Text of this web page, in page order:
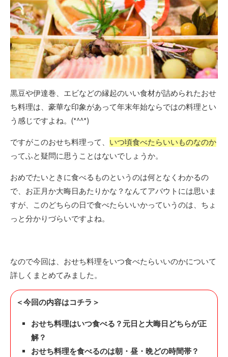
黒豆や伊達巻、エビなどの縁起のいい食材が詰められたおせ
ち料理は、豪華な印象があって年末年始ならではの料理とい
う感じですよね。(*^^*)
ですがこのおせち料理って、 いつ頃食べたらいいものなのか
ってふと疑問に思うことはないでしょうか。
おめでたいときに食べるものというのは何となくわかるの
で、お正月か大晦日あたりかな？なんてアバウトには思いま
すが、このどちらの日で食べたらいいかっていうのは、ちょ
っと分かりづらいですよね。
なので今回は、おせち料理をいつ食べたらいいのかについて
詳しくまとめてみました。
＜今回の内容はコチラ＞
おせち料理はいつ食べる？元日と大晦日どちらが正
解？
おせち料理を食べるのは朝・昼・晩どの時間帯？